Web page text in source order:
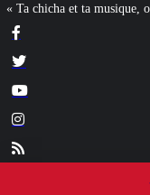
veut pas » : la mairie